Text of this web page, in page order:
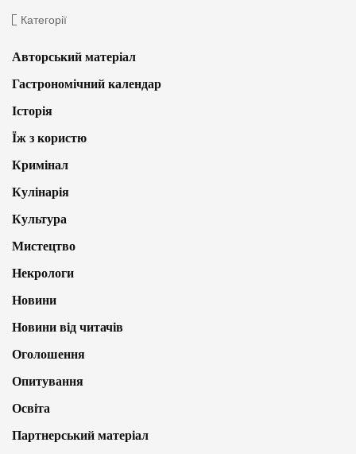
Категорії
Авторський матеріал
Гастрономічний календар
Історія
Їж з користю
Кримінал
Кулінарія
Культура
Мистецтво
Некрологи
Новини
Новини від читачів
Оголошення
Опитування
Освіта
Партнерський матеріал